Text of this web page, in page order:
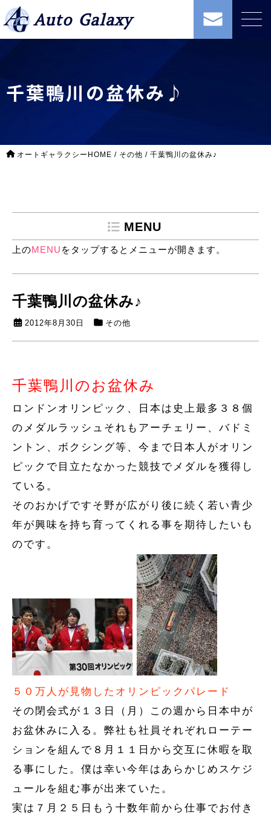
Auto Galaxy
千葉鴨川の盆休み♪
オートギャラクシーHOME / その他 / 千葉鴨川の盆休み♪
MENU
上のMENU をタップするとメニューが開きます。
千葉鴨川の盆休み♪
2012年8月30日 その他
千葉鴨川のお盆休み
ロンドンオリンピック、日本は史上最多３８個
のメダルラッシュそれもアーチェリー、バドミ
ントン、ボクシング等、今まで日本人がオリン
ピックで目立たなかった競技でメダルを獲得し
ている。
そのおかげですそ野が広がり後に続く若い青少
年が興味を持ち育ってくれる事を期待したいも
のです。
５０万人が見物したオリンピックパレード
その閉会式が１３日（月）この週から日本中が
お盆休みに入る。弊社も社員それぞれローテー
ションを組んで８月１１日から交互に休暇を取
る事にした。僕は幸い今年はあらかじめスケジ
ュールを組む事が出来ていた。
実は７月２５日もう十数年前から仕事でお付き